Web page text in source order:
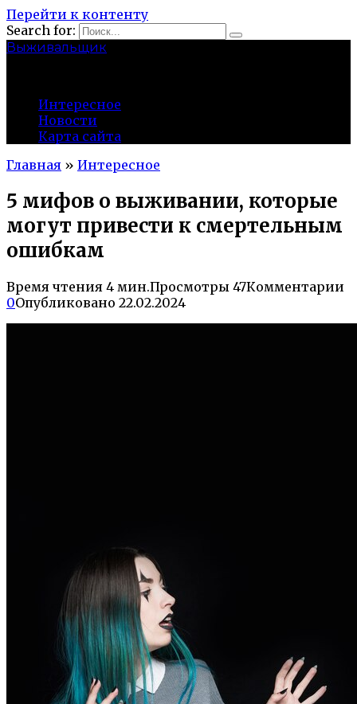
Перейти к контенту
Search for:
Выживальщик
Интересное
Новости
Карта сайта
Главная » Интересное
5 мифов о выживании, которые
могут привести к смертельным
ошибкам
Время чтения 4 мин.Просмотры 47Комментарии
0Опубликовано 22.02.2024